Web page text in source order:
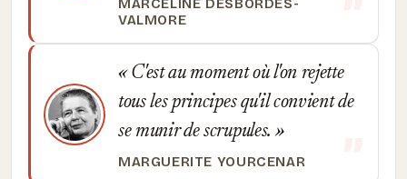
MARCELINE DESBORDES-
VALMORE
C'est au moment où l'on rejette
tous les principes qu'il convient de
se munir de scrupules.
MARGUERITE YOURCENAR